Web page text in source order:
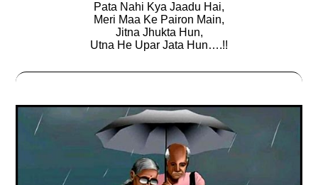
Pata Nahi Kya Jaadu Hai,
Meri Maa Ke Pairon Main,
Jitna Jhukta Hun,
Utna He Upar Jata Hun….!!